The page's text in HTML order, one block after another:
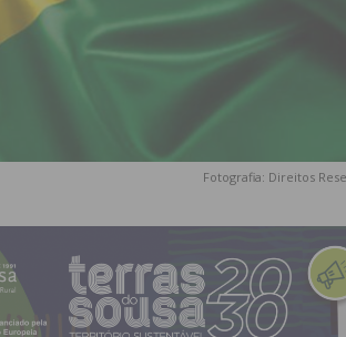
Fotografia: Direitos